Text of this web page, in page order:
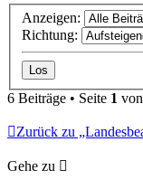
Anzeigen:
Richtung:
6 Beiträge • Seite 1 von
Zurück zu
Gehe zu